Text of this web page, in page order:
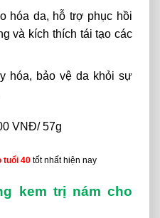
hóa da, hỗ trợ phục hồi
và kích thích tái tạo các
hóa, bảo vệ da khỏi sự
VNĐ/ 57g
tuổi 40 tốt nhất hiện nay
kem trị nám cho